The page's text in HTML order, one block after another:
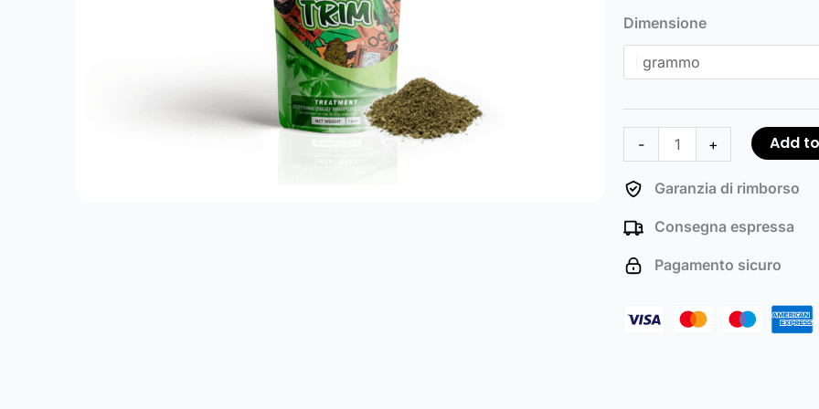
Dimensione
-
quantity
+ Add
Garanzia di rimborso
Consegna espressa
Pagamento sicuro